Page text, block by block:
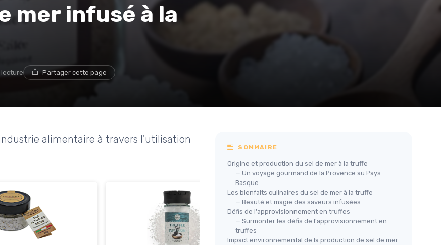
mer infusé à la
lecture Partager cette page
alimentaire à travers l'utilisation
SOMMAIRE
Origine et production du sel de mer à la truffe
— Un voyage gourmand de la Provence au Pays
Basque
Les bienfaits culinaires du sel de mer à la truffe
— Beauté et magie des saveurs infusées
Défis de l'approvisionnement en truffes
— Surmonter les défis de l'approvisionnement en
truffes
Impact environnemental de la production de sel de mer